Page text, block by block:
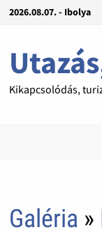
2026.08.07. - Ibolya
Kikapcsolódás,
Galéria »